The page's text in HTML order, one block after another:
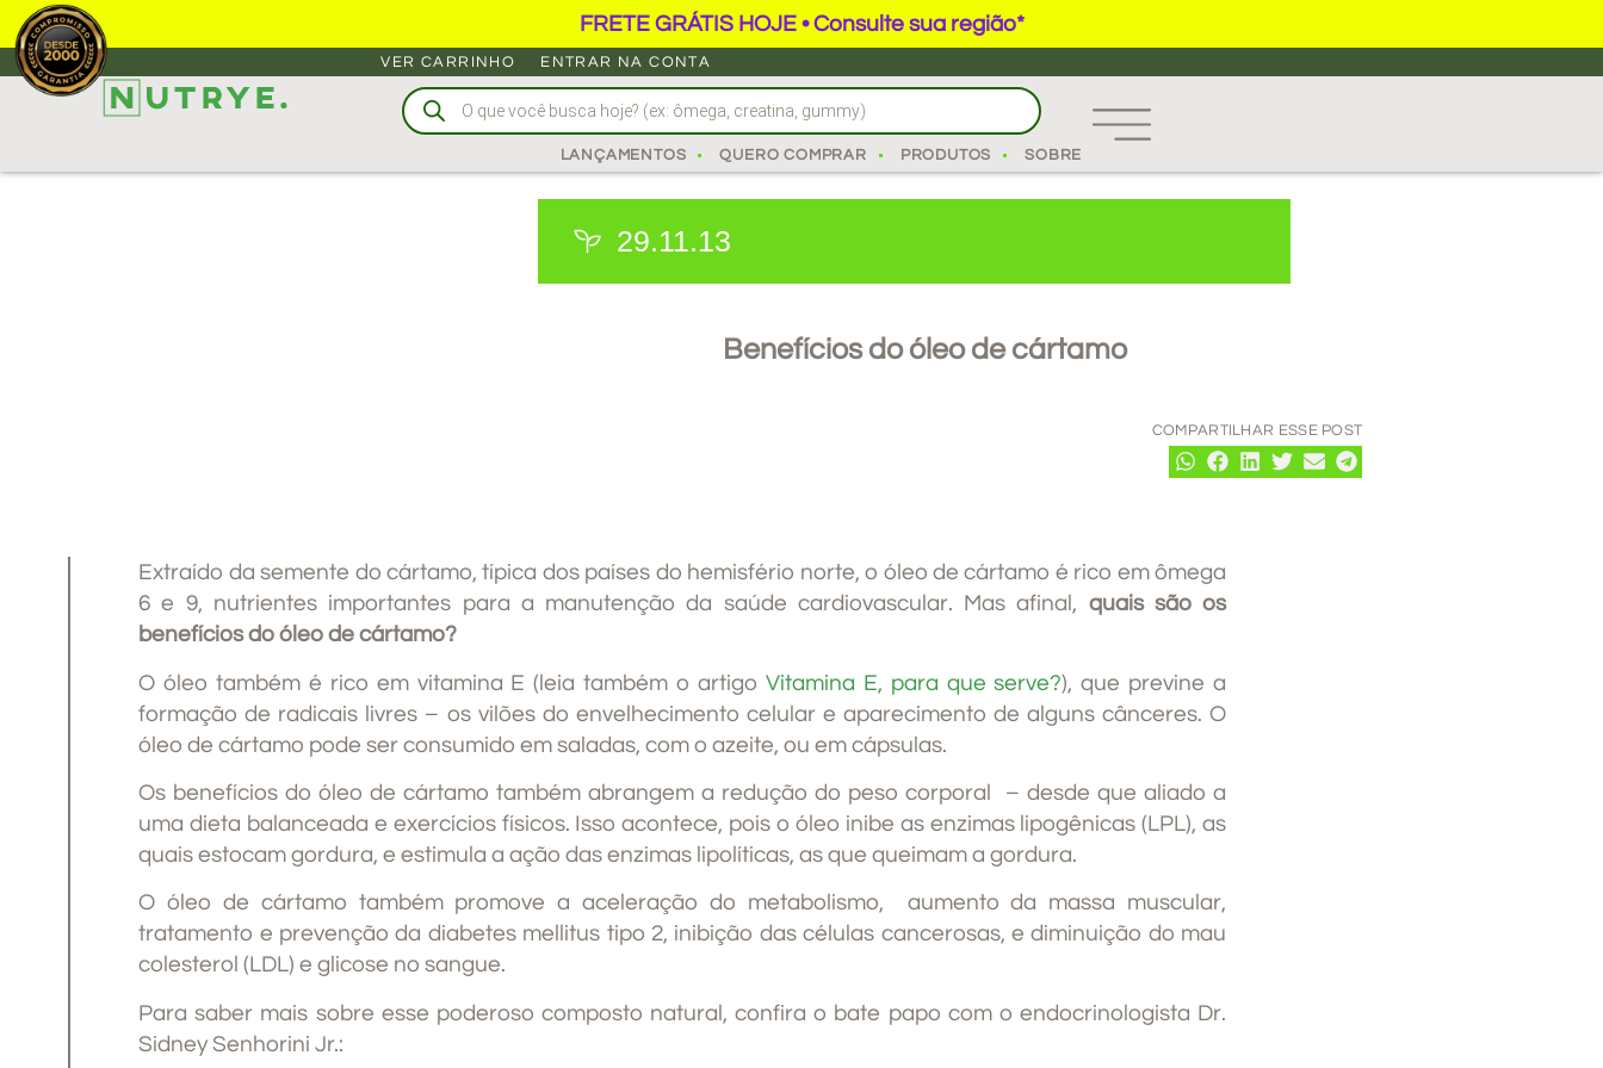
FRETE GRÁTIS HOJE • Consulte sua região*
VER CARRINHO ENTRAR NA CONTA
LANÇAMENTOS QUERO COMPRAR PRODUTOS SOBRE
29.11.13
COMPARTILHAR ESSE POST
Benefícios do óleo de cártamo
Extraído da semente do cártamo, típica dos países do hemisfério norte, o óleo de cártamo é rico em ômega
6 e 9, nutrientes importantes para a manutenção da saúde cardiovascular. Mas afinal, quais são os
benefícios do óleo de cártamo?
O óleo também é rico em vitamina E (leia também o artigo Vitamina E, para que serve?), que previne a
formação de radicais livres – os vilões do envelhecimento celular e aparecimento de alguns cânceres. O
óleo de cártamo pode ser consumido em saladas, com o azeite, ou em cápsulas.
Os benefícios do óleo de cártamo também abrangem a redução do peso corporal – desde que aliado a
uma dieta balanceada e exercícios físicos. Isso acontece, pois o óleo inibe as enzimas lipogênicas (LPL), as
quais estocam gordura, e estimula a ação das enzimas lipolíticas, as que queimam a gordura.
O óleo de cártamo também promove a aceleração do metabolismo, aumento da massa muscular,
tratamento e prevenção da diabetes mellitus tipo 2, inibição das células cancerosas, e diminuição do mau
colesterol (LDL) e glicose no sangue.
Para saber mais sobre esse poderoso composto natural, confira o bate papo com o endocrinologista Dr.
Sidney Senhorini Jr.: